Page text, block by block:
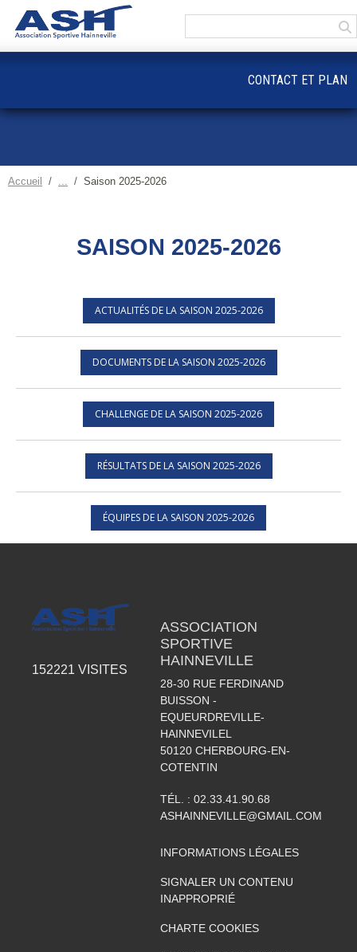
Accueil Saison 2025-2026
SAISON 2025-2026
ACTUALITÉS DE LA SAISON 2025-2026
DOCUMENTS DE LA SAISON 2025-2026
CHALLENGE DE LA SAISON 2025-2026
RÉSULTATS DE LA SAISON 2025-2026
ÉQUIPES DE LA SAISON 2025-2026
CONTACT ET PLAN
152221 VISITES
ASSOCIATION
SPORTIVE
HAINNEVILLE
28-30 RUE FERDINAND
BUISSON -
EQUEURDREVILLE-
HAINNEVILEL
50120 CHERBOURG-EN-
COTENTIN
TÉL. : 02.33.41.90.68
ASHAINNEVILLE@GMAIL.COM
INFORMATIONS LÉGALES
SIGNALER UN CONTENU
INAPPROPRIÉ
CHARTE COOKIES
Panneau de gestion des cookies